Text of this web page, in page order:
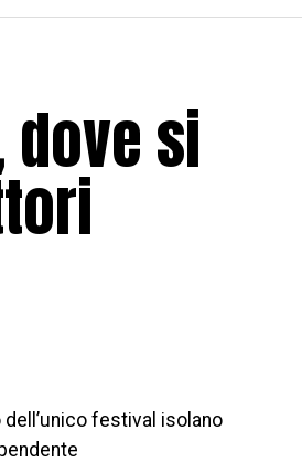
dove si
dell’unico festival isolano